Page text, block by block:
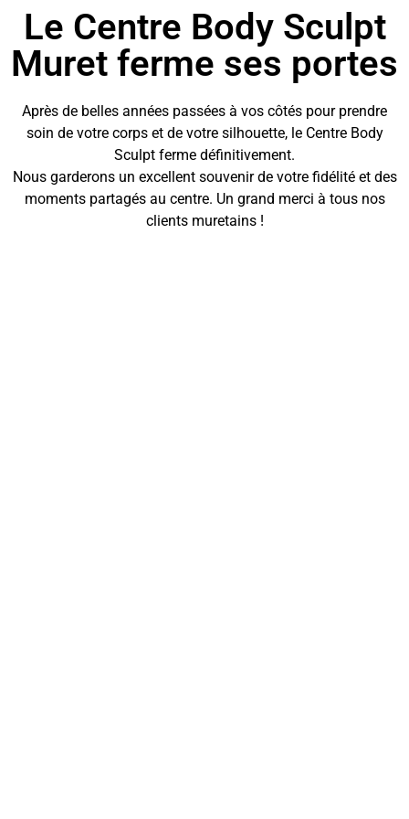
Le Centre Body Sculpt
Muret ferme ses portes
Après de belles années passées à vos côtés pour prendre
soin de votre corps et de votre silhouette, le Centre Body
Sculpt ferme définitivement.
Nous garderons un excellent souvenir de votre fidélité et des
moments partagés au centre. Un grand merci à tous nos
clients muretains !